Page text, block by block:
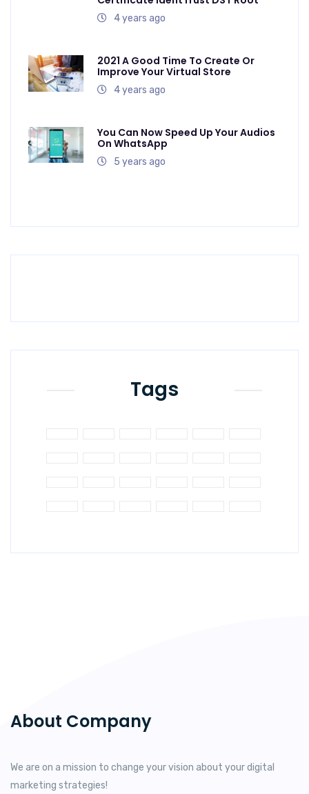
4 years ago
2021 A Good Time To Create Or
Improve Your Virtual Store
4 years ago
You Can Now Speed Up Your Audios
On WhatsApp
5 years ago
Tags
About Company
We are on a mission to change your vision about your digital
marketing strategies!